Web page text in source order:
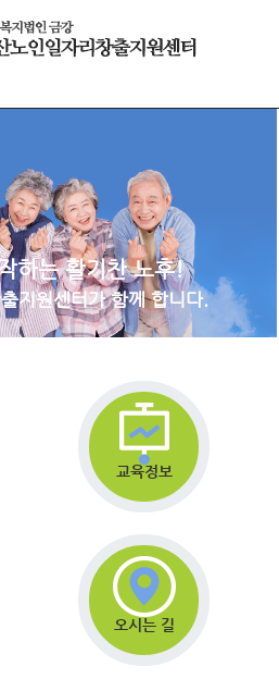
하는 활기찬 노후!
지원센터가 함께 합니다.
교육정보
오시는 길